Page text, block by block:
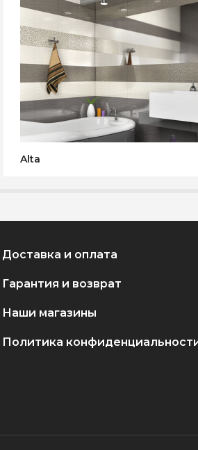
Alta
Доставка и оплата
Гарантия и возврат
Наши магазины
Политика